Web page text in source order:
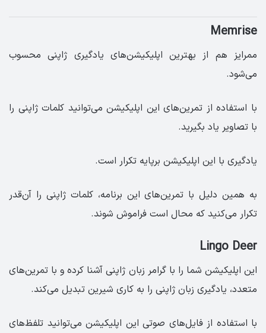
Memrise
ممرایز هم از بهترین اپلیکیشن‌های یادگیری ژاپنی محسوب
می‌شود.
با استفاده از تمرین‌های این اپلیکیشن می‌توانید کلمات ژاپنی را
با تصاویر یاد بگیرید.
یادگیری با این اپلیکیشن برپایه تکرار است.
به همین دلیل با تمرین‌های این برنامه، کلمات ژاپنی را آن‌قدر
تکرار می‌کنید که محال است فراموش شوند.
Lingo Deer
این اپلیکیشن شما را با گرامر زبان ژاپنی آشنا کرده و با تمرین‌های
متعدد، یادگیری زبان ژاپنی را به کاری شیرین تبدیل می‌کند.
با استفاده از فایل‌های صوتی این اپلیکیشن می‌توانید تلفظ‌های